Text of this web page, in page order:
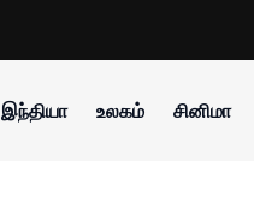
இந்தியா உலகம் சினிமா